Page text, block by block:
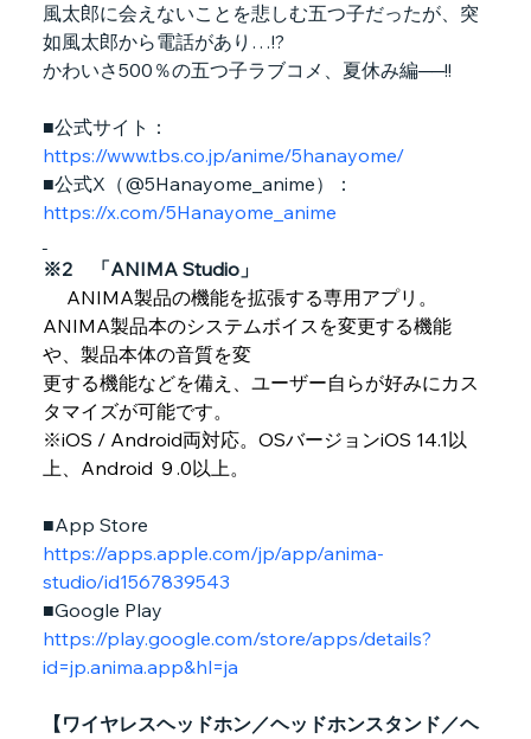
風太郎に会えないことを悲しむ五つ子だったが、突
如風太郎から電話があり…!?
かわいさ500％の五つ子ラブコメ、夏休み編──!!
■公式サイト：
https://www.tbs.co.jp/anime/5hanayome/
■公式X（@5Hanayome_anime）：
https://x.com/5Hanayome_anime
※2　「ANIMA Studio」
ANIMA製品の機能を拡張する専用アプリ。
ANIMA製品本のシステムボイスを変更する機能
や、製品本体の音質を変
更する機能などを備え、ユーザー自らが好みにカス
タマイズが可能です。
※iOS / Android両対応。OSバージョンiOS 14.1以
上、Android ９.0以上。
■App Store
https://apps.apple.com/jp/app/anima-
studio/id1567839543
■Google Play
https://play.google.com/store/apps/details?
id=jp.anima.app&hl=ja
【ワイヤレスヘッドホン／ヘッドホンスタンド／ヘ